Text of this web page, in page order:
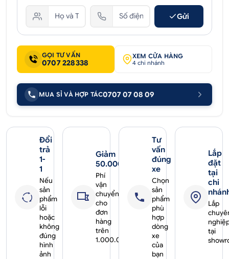
Gửi
GỌI TƯ VẤN
0707 228338
XEM CỬA HÀNG
4 chi nhánh
MUA SỈ VÀ HỢP TÁC0707 07 08 09
Đổi
trả
1-
1
Nếu
sản
phẩm
lỗi
hoặc
không
đúng
hình
ảnh
Giảm
50.000₫
Phí
vận
chuyển
cho
đơn
hàng
trên
1.000.000₫
Tư
vấn
đúng
xe
Chọn
sản
phẩm
phù
hợp
dòng
xe
của
bạn
Lắp
đặt
tại
chi
Lắp
tại